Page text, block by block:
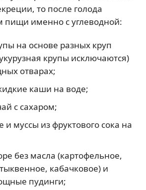
то после голода
пищи именно с углеводной:
на основе разных круп
крупы исключаются)
отварах;
каши на воде;
с сахаром;
и муссы из фруктового сока на
без масла (картофельное,
кабачковое) и
пудинги;